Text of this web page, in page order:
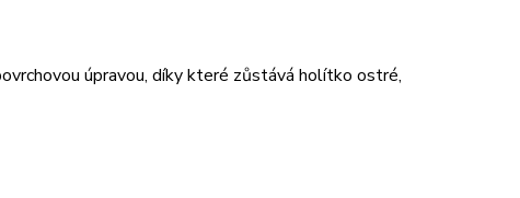
úpravou, díky které zůstává holítko ostré,